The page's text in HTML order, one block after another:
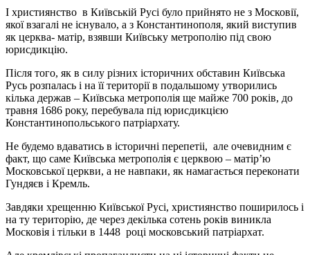
І християнство в Київській Русі було прийнято не з Московії,
якої взагалі не існувало, а з Константинополя, який виступив
як церква- матір, взявши Київську метрополію під свою
юрисдикцію.
Після того, як в силу різних історичних обставин Київська
Русь розпалась і на її території в подальшому утворились
кілька держав – Київська метрополія ще майже 700 років, до
травня 1686 року, перебувала під юрисдикцією
Константинопольського патріархату.
Не будемо вдаватись в історичні перепетіі, але очевидним є
факт, що саме Київська метрополія є церквою – матір’ю
Московської церкви, а не навпаки, як намагається переконати
Гундяєв і Кремль.
Завдяки хрещенню Київської Русі, християнство поширилось і
на ту територію, де через декілька сотень років виникла
Московія і тільки в 1448 році московський патріархат.